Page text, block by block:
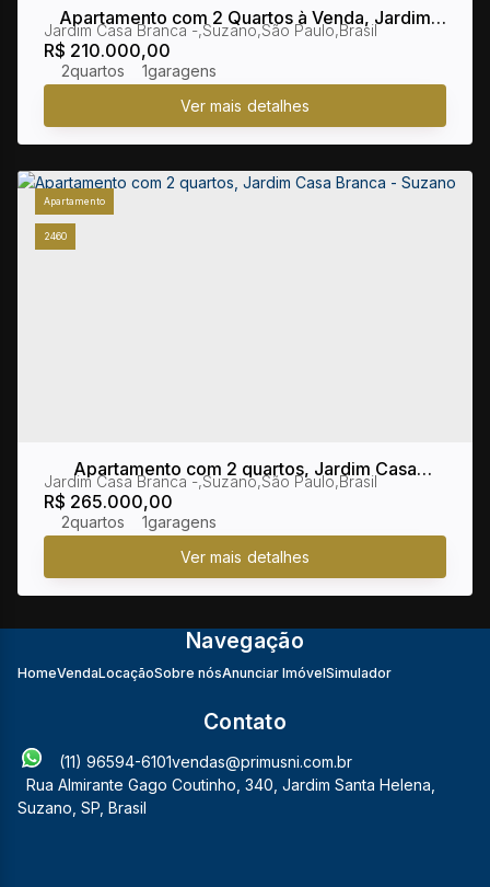
Apartamento com 2 Quartos à Venda, Jardim
Casa Branca - Suzano
R$ 210.000,00
Jardim Casa Branca ,Suzano,São Paulo,Brasil
2 1
2460
Apartamento
Apartamento com 2 quartos, Jardim Casa
Branca - Suzano
R$ 265.000,00
Jardim Casa Branca ,Suzano,São Paulo,Brasil
2 1
Navegação
HomeVendaLocaçãoSobre nósAnunciar ImóvelSimulador
Contato
(11) 96594-6101vendas@primusni.com.br
Rua Almirante Gago Coutinho 340 Jardim Santa Helena
Suzano SP Brasil